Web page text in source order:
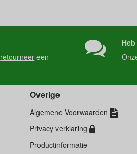
retourneer een
Overige
Algemene Voorwaarden
Privacy verklaring
Productinformatie